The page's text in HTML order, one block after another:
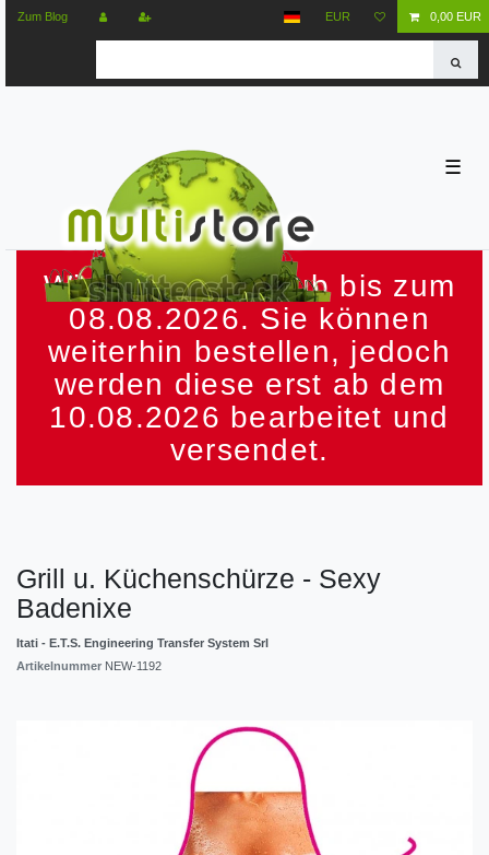
Zum Blog EUR 0,00 EUR
☰
Wir machen Urlaub bis zum
08.08.2026. Sie können
weiterhin bestellen, jedoch
werden diese erst ab dem
10.08.2026 bearbeitet und
versendet.
Grill u. Küchenschürze - Sexy
Badenixe
Itati - E.T.S. Engineering Transfer System Srl
Artikelnummer NEW-1192